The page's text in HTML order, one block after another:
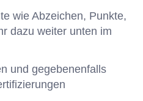
wie Abzeichen, Punkte,
dazu weiter unten im
und gegebenenfalls